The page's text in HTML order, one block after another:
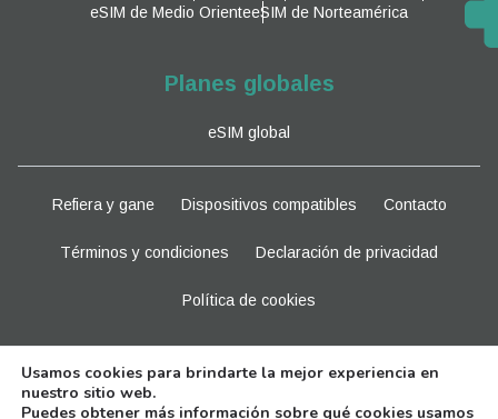
eSIM de Medio OrienteeSIM de Norteamérica
Planes globales
eSIM global
Refiera y gane Dispositivos compatibles Contacto
Términos y condiciones Declaración de privacidad
Política de cookies
Usamos cookies para brindarte la mejor experiencia en
nuestro sitio web.
Puedes obtener más información sobre qué cookies usamos